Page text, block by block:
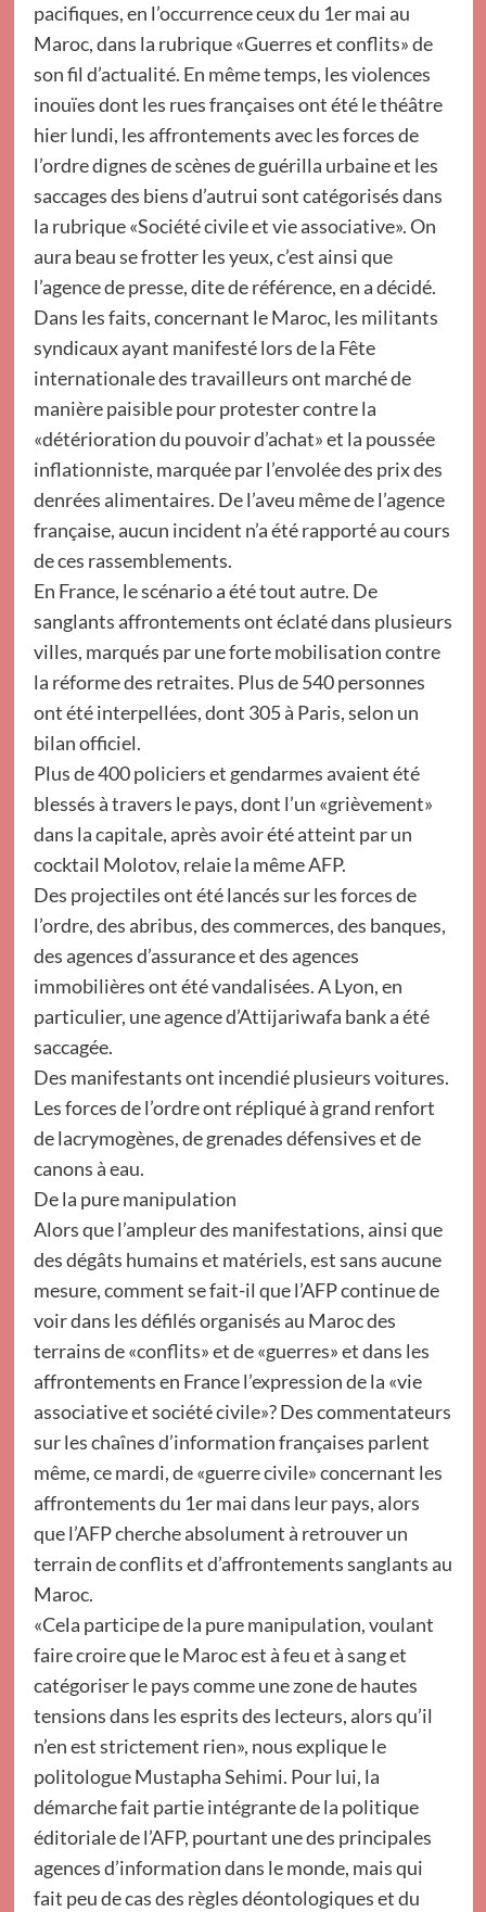
pacifiques, en l’occurrence ceux du 1er mai au
Maroc, dans la rubrique «Guerres et conflits» de
son fil d’actualité. En même temps, les violences
inouïes dont les rues françaises ont été le théâtre
hier lundi, les affrontements avec les forces de
l’ordre dignes de scènes de guérilla urbaine et les
saccages des biens d’autrui sont catégorisés dans
la rubrique «Société civile et vie associative». On
aura beau se frotter les yeux, c’est ainsi que
l’agence de presse, dite de référence, en a décidé.
Dans les faits, concernant le Maroc, les militants
syndicaux ayant manifesté lors de la Fête
internationale des travailleurs ont marché de
manière paisible pour protester contre la
«détérioration du pouvoir d’achat» et la poussée
inflationniste, marquée par l’envolée des prix des
denrées alimentaires. De l’aveu même de l’agence
française, aucun incident n’a été rapporté au cours
de ces rassemblements.
En France, le scénario a été tout autre. De
sanglants affrontements ont éclaté dans plusieurs
villes, marqués par une forte mobilisation contre
la réforme des retraites. Plus de 540 personnes
ont été interpellées, dont 305 à Paris, selon un
bilan officiel.
Plus de 400 policiers et gendarmes avaient été
blessés à travers le pays, dont l’un «grièvement»
dans la capitale, après avoir été atteint par un
cocktail Molotov, relaie la même AFP.
Des projectiles ont été lancés sur les forces de
l’ordre, des abribus, des commerces, des banques,
des agences d’assurance et des agences
immobilières ont été vandalisées. A Lyon, en
particulier, une agence d’Attijariwafa bank a été
saccagée.
Des manifestants ont incendié plusieurs voitures.
Les forces de l’ordre ont répliqué à grand renfort
de lacrymogènes, de grenades défensives et de
canons à eau.
De la pure manipulation
Alors que l’ampleur des manifestations, ainsi que
des dégâts humains et matériels, est sans aucune
mesure, comment se fait-il que l’AFP continue de
voir dans les défilés organisés au Maroc des
terrains de «conflits» et de «guerres» et dans les
affrontements en France l’expression de la «vie
associative et société civile»? Des commentateurs
sur les chaînes d’information françaises parlent
même, ce mardi, de «guerre civile» concernant les
affrontements du 1er mai dans leur pays, alors
que l’AFP cherche absolument à retrouver un
terrain de conflits et d’affrontements sanglants au
Maroc.
«Cela participe de la pure manipulation, voulant
faire croire que le Maroc est à feu et à sang et
catégoriser le pays comme une zone de hautes
tensions dans les esprits des lecteurs, alors qu’il
n’en est strictement rien», nous explique le
politologue Mustapha Sehimi. Pour lui, la
démarche fait partie intégrante de la politique
éditoriale de l’AFP, pourtant une des principales
agences d’information dans le monde, mais qui
fait peu de cas des règles déontologiques et du